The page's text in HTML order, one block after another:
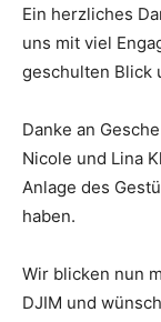
Ein herzliches
uns mit viel
geschulten Blick
Danke an
Nicole und Lina
Anlage des
haben.
Wir blicken nun
DJIM und